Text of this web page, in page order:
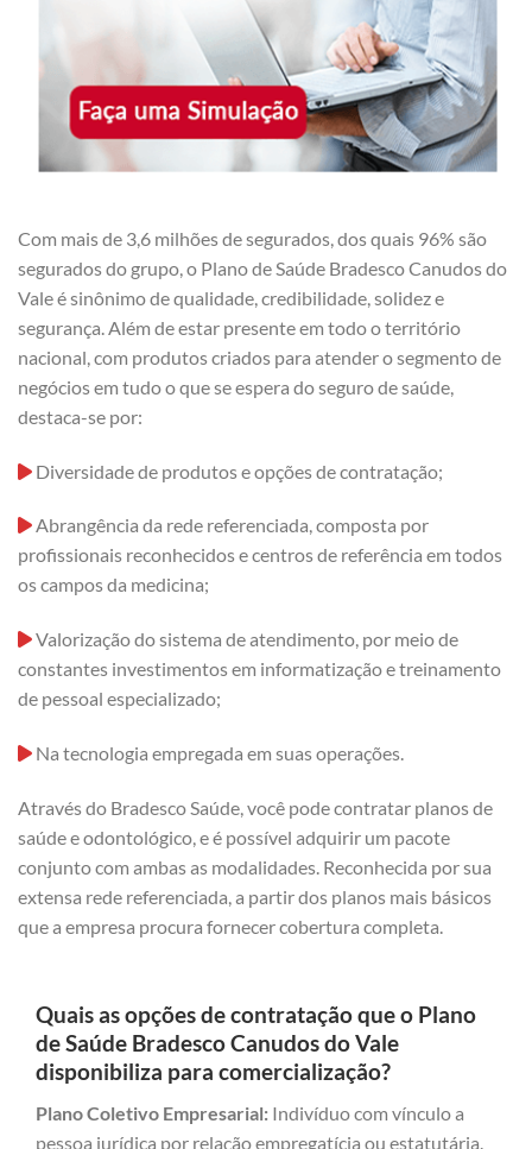
Com mais de 3,6 milhões de segurados, dos quais 96% são
segurados do grupo, o Plano de Saúde Bradesco Canudos do
Vale é sinônimo de qualidade, credibilidade, solidez e
segurança. Além de estar presente em todo o território
nacional, com produtos criados para atender o segmento de
negócios em tudo o que se espera do seguro de saúde,
destaca-se por:
Diversidade de produtos e opções de contratação;
Abrangência da rede referenciada, composta por
profissionais reconhecidos e centros de referência em todos
os campos da medicina;
Valorização do sistema de atendimento, por meio de
constantes investimentos em informatização e treinamento
de pessoal especializado;
Na tecnologia empregada em suas operações.
Através do Bradesco Saúde, você pode contratar planos de
saúde e odontológico, e é possível adquirir um pacote
conjunto com ambas as modalidades. Reconhecida por sua
extensa rede referenciada, a partir dos planos mais básicos
que a empresa procura fornecer cobertura completa.
Quais as opções de contratação que o Plano
de Saúde Bradesco Canudos do Vale
disponibiliza para comercialização?
Plano Coletivo Empresarial: Indivíduo com vínculo a
pessoa jurídica por relação empregatícia ou estatutária.